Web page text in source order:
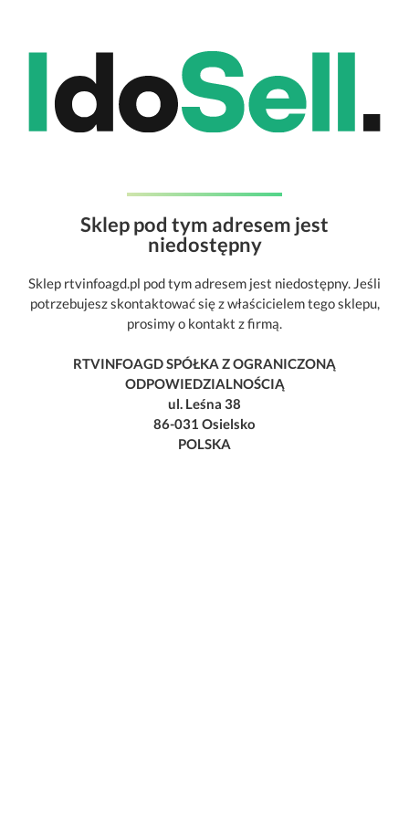
Sklep pod tym adresem jest
niedostępny
Sklep rtvinfoagd.pl pod tym adresem jest niedostępny. Jeśli
potrzebujesz skontaktować się z właścicielem tego sklepu,
prosimy o kontakt z firmą.
RTVINFOAGD SPÓŁKA Z OGRANICZONĄ
ODPOWIEDZIALNOŚCIĄ
ul. Leśna 38
86-031 Osielsko
POLSKA